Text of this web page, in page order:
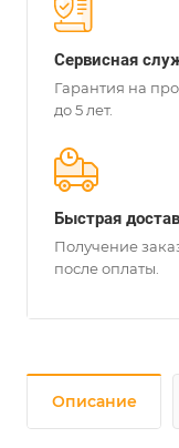
Сервисная
Гарантия на
до 5 лет.
Быстрая
Получение
после оплаты.
Описание